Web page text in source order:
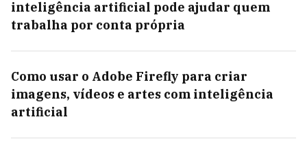
inteligência artificial pode ajudar quem
trabalha por conta própria
Como usar o Adobe Firefly para criar
imagens, vídeos e artes com inteligência
artificial